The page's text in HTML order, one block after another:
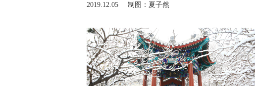
2019.12.05
制图：夏子然